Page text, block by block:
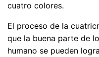
cuatro colores.
El proceso de la
que la buena parte de
humano se pueden